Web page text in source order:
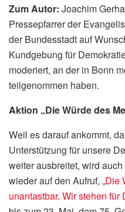
Zum Autor: Joachim
Pressepfarrer der
der Bundesstadt auf
Kundgebung für
moderiert, an der in Bonn
teilgenommen haben.
Aktion „Die Würde des
Weil es darauf ankommt,
Unterstützung für unsere
weiter ausbreitet, wird
wieder auf den Aufruf, „Die
unantastbar. Wir stehen